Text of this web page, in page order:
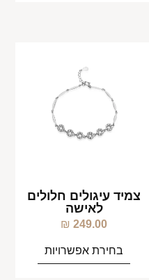
צמיד עיגולים חלולים
לאישה
249.00
₪
בחירת אפשרויות